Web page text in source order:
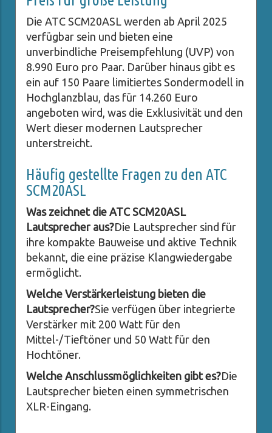
Die ATC SCM20ASL werden ab April 2025
verfügbar sein und bieten eine
unverbindliche Preisempfehlung (UVP) von
8.990 Euro pro Paar. Darüber hinaus gibt es
ein auf 150 Paare limitiertes Sondermodell in
Hochglanzblau, das für 14.260 Euro
angeboten wird, was die Exklusivität und den
Wert dieser modernen Lautsprecher
unterstreicht.
Häufig gestellte Fragen zu den ATC
SCM20ASL
Was zeichnet die ATC SCM20ASL
Lautsprecher aus?Die Lautsprecher sind für
ihre kompakte Bauweise und aktive Technik
bekannt, die eine präzise Klangwiedergabe
ermöglicht.
Welche Verstärkerleistung bieten die
Lautsprecher?Sie verfügen über integrierte
Verstärker mit 200 Watt für den
Mittel-/Tieftöner und 50 Watt für den
Hochtöner.
Welche Anschlussmöglichkeiten gibt es?Die
Lautsprecher bieten einen symmetrischen
XLR-Eingang.